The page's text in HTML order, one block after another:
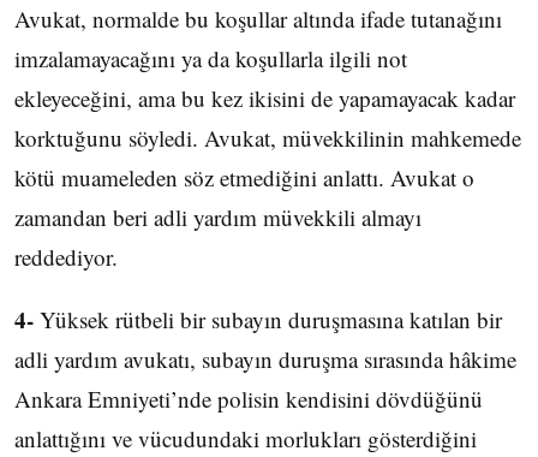
Avukat, normalde bu koşullar altında ifade tutanağını
imzalamayacağını ya da koşullarla ilgili not
ekleyeceğini, ama bu kez ikisini de yapamayacak kadar
korktuğunu söyledi. Avukat, müvekkilinin mahkemede
kötü muameleden söz etmediğini anlattı. Avukat o
zamandan beri adli yardım müvekkili almayı
reddediyor.
4- Yüksek rütbeli bir subayın duruşmasına katılan bir
adli yardım avukatı, subayın duruşma sırasında hâkime
Ankara Emniyeti’nde polisin kendisini dövdüğünü
anlattığını ve vücudundaki morlukları gösterdiğini